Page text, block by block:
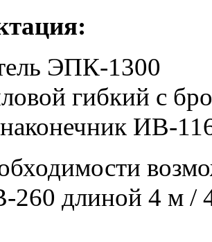
ЭПК-1300
гибкий с
ИВ-
260 длиной 4 м /